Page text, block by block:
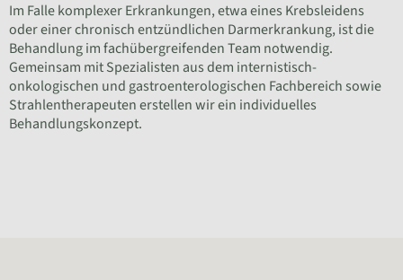
Im Falle komplexer Erkrankungen, etwa eines Krebsleidens
oder einer chronisch entzündlichen Darmerkrankung, ist die
Behandlung im fachübergreifenden Team notwendig.
Gemeinsam mit Spezialisten aus dem internistisch-
onkologischen und gastroenterologischen Fachbereich sowie
Strahlentherapeuten erstellen wir ein individuelles
Behandlungskonzept.